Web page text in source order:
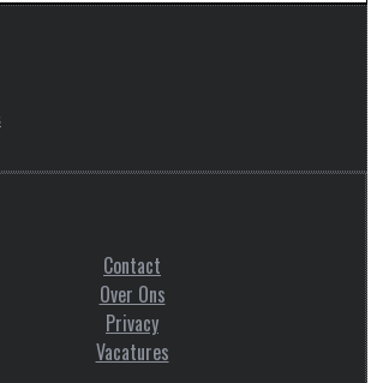
Contact
Over Ons
Privacy
Vacatures